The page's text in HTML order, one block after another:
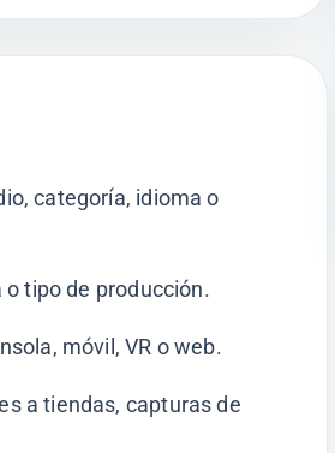
categoría, idioma o
tipo de producción.
móvil, VR o web.
a tiendas, capturas de